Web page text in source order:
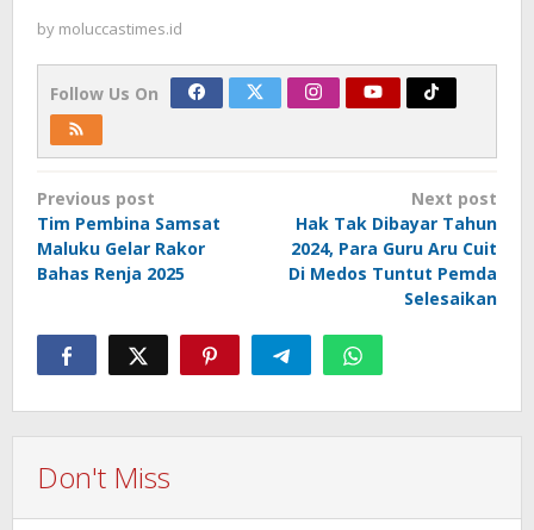
by moluccastimes.id
Follow Us On
Post
navigation
Previous post
Tim Pembina Samsat
Maluku Gelar Rakor
Bahas Renja 2025
Next post
Hak Tak Dibayar Tahun
2024, Para Guru Aru Cuit
Di Medos Tuntut Pemda
Selesaikan
Don't Miss